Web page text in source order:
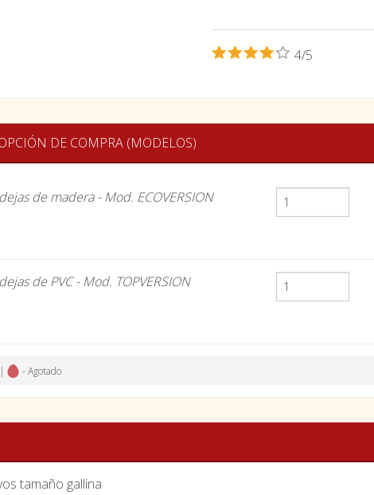
4/5
DE COMPRA (MODELOS)
de madera - Mod. ECOVERSION
de PVC - Mod. TOPVERSION
- Agotado
tamaño gallina